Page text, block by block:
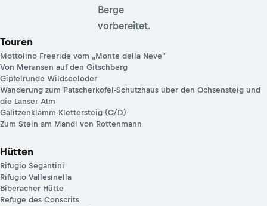
Berge
vorbereitet.
Touren
Mottolino Freeride vom „Monte della Neve"
Von Meransen auf den Gitschberg
Gipfelrunde Wildseeloder
Wanderung zum Patscherkofel-Schutzhaus über den Ochsensteig und
die Lanser Alm
Galitzenklamm-Klettersteig (C/D)
Zum Stein am Mandl von Rottenmann
Hütten
Rifugio Segantini
Rifugio Vallesinella
Biberacher Hütte
Refuge des Conscrits